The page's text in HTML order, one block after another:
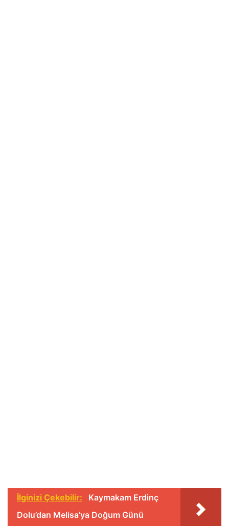
İlginizi Çekebilir:
Kaymakam Erdinç
Dolu’dan Melisa’ya Doğum Günü